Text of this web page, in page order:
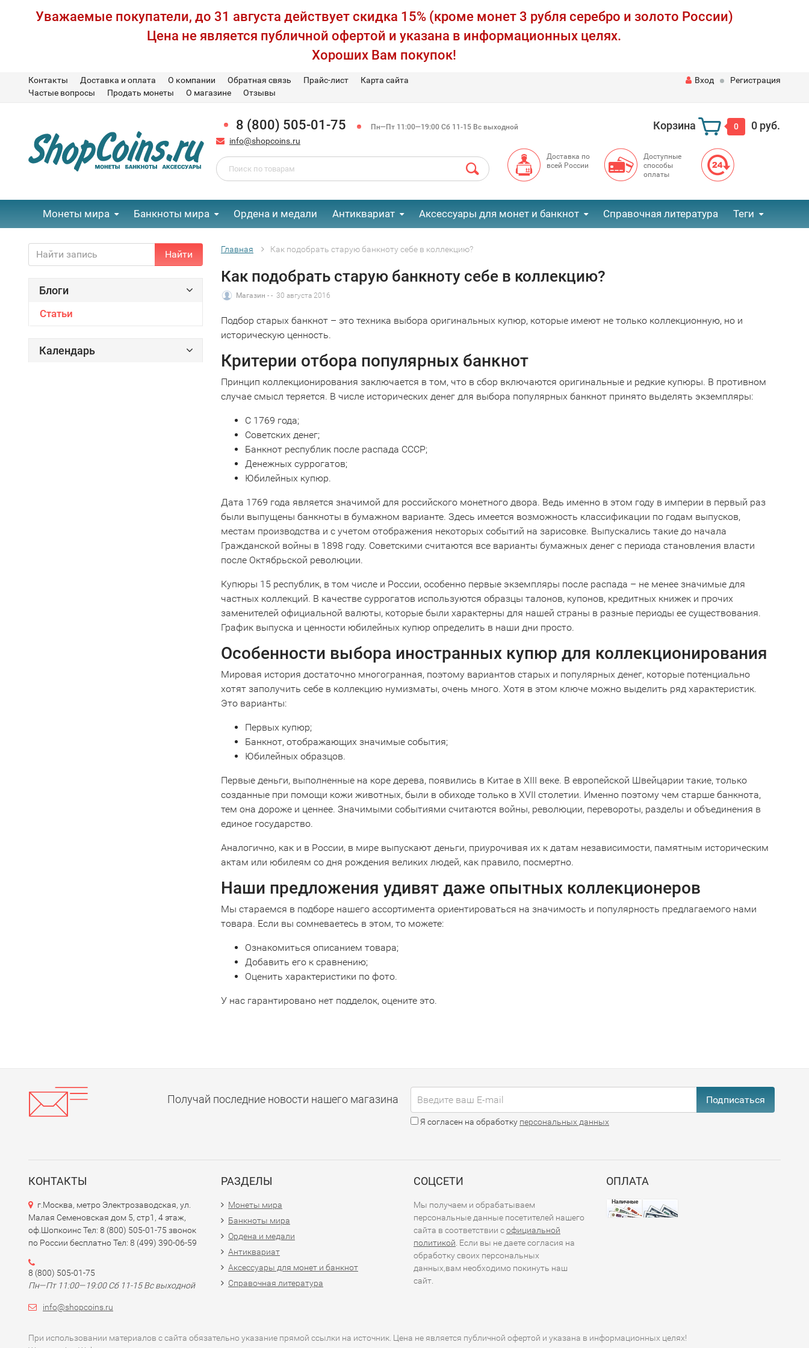
Уважаемые покупатели, до 31 августа действует скидка 15% (кроме монет 3 рубля серебро и золото России)
Цена не является публичной офертой и указана в информационных целях.
Хороших Вам покупок!
Контакты Доставка и оплата О компании Обратная связь Прайс-лист
Карта сайта
Частые вопросы
Продать монеты О магазине Отзывы
Вход Регистрация
8 (800) 505-01-75 Пн—Пт 11:00—19:00 Сб 11-15 Вс выходной
info@shopcoins.ru
Корзина 0 0 руб.
Доставка по
всей России
Доступные
способы
оплаты
Монеты мира Банкноты мира Ордена и медали Антиквариат Аксессуары для монет и банкнот Справочная литература Теги
Найти
Блоги
Статьи
Календарь
Главная Как подобрать старую банкноту себе в коллекцию?
Как подобрать старую банкноту себе в коллекцию?
Магазин - - 30 августа 2016
Подбор старых банкнот – это техника выбора оригинальных купюр, которые имеют не только коллекционную, но и
историческую ценность.
Критерии отбора популярных банкнот
Принцип коллекционирования заключается в том, что в сбор включаются оригинальные и редкие купюры. В противном
случае смысл теряется. В числе исторических денег для выбора популярных банкнот принято выделять экземпляры:
С 1769 года;
Советских денег;
Банкнот республик после распада СССР;
Денежных суррогатов;
Юбилейных купюр.
Дата 1769 года является значимой для российского монетного двора. Ведь именно в этом году в империи в первый раз
были выпущены банкноты в бумажном варианте. Здесь имеется возможность классификации по годам выпусков,
местам производства и с учетом отображения некоторых событий на зарисовке. Выпускались такие до начала
Гражданской войны в 1898 году. Советскими считаются все варианты бумажных денег с периода становления власти
после Октябрьской революции.
Купюры 15 республик, в том числе и России, особенно первые экземпляры после распада – не менее значимые для
частных коллекций. В качестве суррогатов используются образцы талонов, купонов, кредитных книжек и прочих
заменителей официальной валюты, которые были характерны для нашей страны в разные периоды ее существования.
График выпуска и ценности юбилейных купюр определить в наши дни просто.
Особенности выбора иностранных купюр для коллекционирования
Мировая история достаточно многогранная, поэтому вариантов старых и популярных денег, которые потенциально
хотят заполучить себе в коллекцию нумизматы, очень много. Хотя в этом ключе можно выделить ряд характеристик.
Это варианты:
Первых купюр;
Банкнот, отображающих значимые события;
Юбилейных образцов.
Первые деньги, выполненные на коре дерева, появились в Китае в XIII веке. В европейской Швейцарии такие, только
созданные при помощи кожи животных, были в обиходе только в XVII столетии. Именно поэтому чем старше банкнота,
тем она дороже и ценнее. Значимыми событиями считаются войны, революции, перевороты, разделы и объединения в
единое государство.
Аналогично, как и в России, в мире выпускают деньги, приурочивая их к датам независимости, памятным историческим
актам или юбилеям со дня рождения великих людей, как правило, посмертно.
Наши предложения удивят даже опытных коллекционеров
Мы стараемся в подборе нашего ассортимента ориентироваться на значимость и популярность предлагаемого нами
товара. Если вы сомневаетесь в этом, то можете:
Ознакомиться описанием товара;
Добавить его к сравнению;
Оценить характеристики по фото.
У нас гарантировано нет подделок, оцените это.
Получай последние новости нашего магазина Подписаться
Я согласен на обработку персональных данных
КОНТАКТЫ
г.Москва, метро Электрозаводская, ул.
Малая Семеновская дом 5, стр1, 4 этаж,
оф.Шопкоинс Тел: 8 (800) 505-01-75 звонок
по России бесплатно Тел: 8 (499) 390-06-59
8 (800) 505-01-75
Пн—Пт 11:00—19:00 Сб 11-15 Вс выходной
info@shopcoins.ru
РАЗДЕЛЫ
Монеты мира
Банкноты мира
Ордена и медали
Антиквариат
Аксессуары для монет и банкнот
Справочная литература
СОЦСЕТИ
Мы получаем и обрабатываем
персональные данные посетителей нашего
сайта в соответствии софициальной
политикой . Если вы не даете согласия на
обработку своих персональных
данных,вам необходимо покинуть наш
сайт.
ОПЛАТА
При использовании материалов с сайта обязательно указание прямой ссылки на источник. Цена не является публичной офертой и указана в информационных целях!